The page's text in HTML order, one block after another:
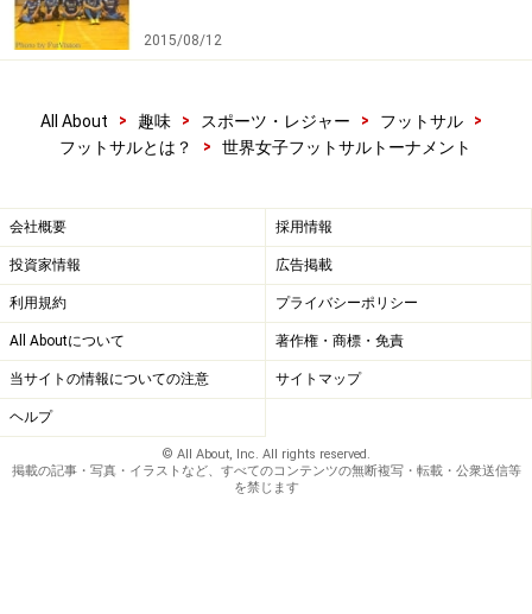
※記事内容は執筆時点のものです。最新の内容をご確認くださ
【編集部おすすめの購入サイト】
Amazonでフットサル関連の商品をチェック！
楽天市場でフットサル関連の商品をチェック！
2015/08/12
All About > 趣味 > スポーツ・レジャー > フットサル
>
フットサルとは？
> 世界女子フットサルトーナメント
会社概要 採用情報
投資家情報 広告掲載
利用規約 プライバシーポリシー
All Aboutについて 著作権・商標・免責
当サイトの情報についての注意 サイトマップ
ヘルプ
© All About, Inc. All rights reserved.
掲載の記事・写真・イラストなど、すべてのコンテンツの無断複写・転載・公衆送信等
を禁じます